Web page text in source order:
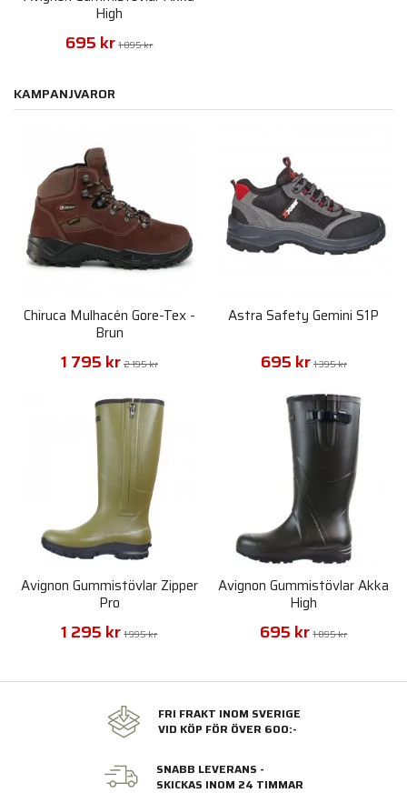
High
695 kr 1 095 kr
KAMPANJVAROR
Chiruca Mulhacén Gore-Tex -
Brun
1 795 kr 2 195 kr
Astra Safety Gemini S1P
695 kr 1 395 kr
Avignon Gummistövlar Zipper
Pro
1 295 kr 1 995 kr
Avignon Gummistövlar Akka
High
695 kr 1 095 kr
FRI FRAKT INOM SVERIGE
VID KÖP FÖR ÖVER 600:-
SNABB LEVERANS -
SKICKAS INOM 24 TIMMAR